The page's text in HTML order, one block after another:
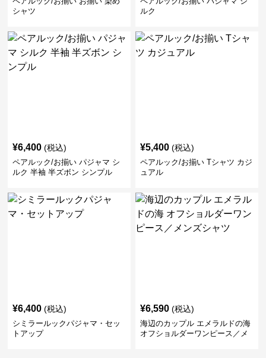
シャツ
ルク
¥6,400 (税込)
ペアルック/お揃い パジャマ シ
ルク 半袖 半ズボン シンプル
¥5,400 (税込)
ペアルック/お揃い Tシャツ カジ
ュアル
¥6,400 (税込)
シミラールックパジャマ・セッ
トアップ
¥6,590 (税込)
海辺のカップル エメラルドの海
オフショルダーワンピース／メ